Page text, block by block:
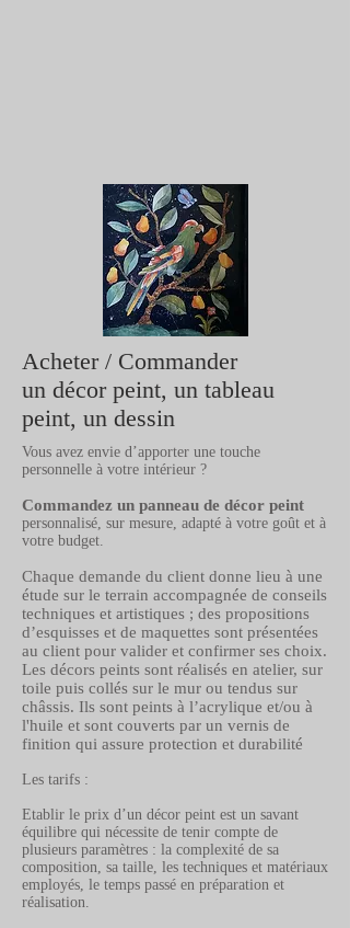
Acheter / Commander
un décor peint, un tableau
peint, un dessin
Vous avez envie d’apporter une touche
personnelle à votre intérieur ?
Commandez un panneau de décor peint
personnalisé, sur mesure, adapté à votre goût et à
votre budget.
Chaque demande du client donne lieu à une
étude sur le terrain accompagnée de conseils
techniques et artistiques ; des propositions
d’esquisses et de maquettes sont présentées
au client pour valider et confirmer ses choix.
Les décors peints sont réalisés en atelier, sur
toile puis collés sur le mur ou tendus sur
châssis. Ils sont peints à l’acrylique et/ou à
l'huile et sont couverts par un vernis de
finition qui assure protection et durabilité
Les tarifs :
Etablir le prix d’un décor peint est un savant
équilibre qui nécessite de tenir compte de
plusieurs paramètres : la complexité de sa
composition, sa taille, les techniques et matériaux
employés, le temps passé en préparation et
réalisation.